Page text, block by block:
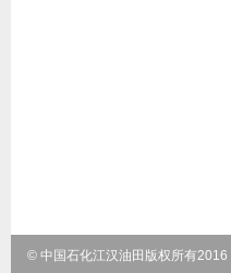
© 中国石化江汉油田版权所有